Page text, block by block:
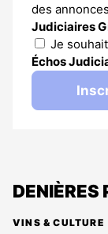
des
Judiciaires
Je
Échos
DENIÈRES
VINS & CULTURE